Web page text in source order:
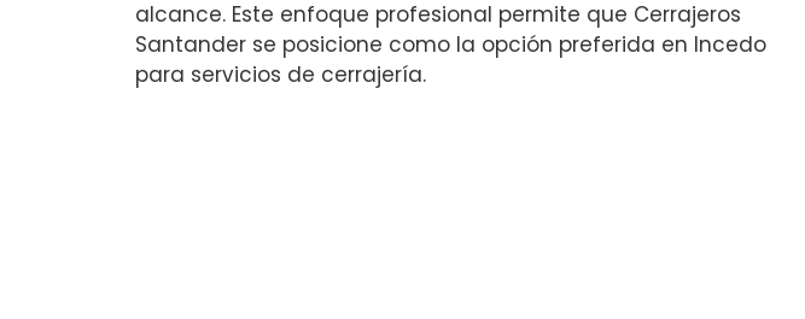
alcance. Este enfoque profesional permite que Cerrajeros
Santander se posicione como la opción preferida en Incedo
para servicios de cerrajería.